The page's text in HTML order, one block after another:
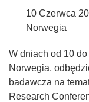
10 Czerwca
Norwegia
W dniach od 10
Norwegia,
badawcza na
Research